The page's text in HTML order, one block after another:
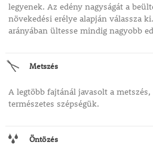
legyenek. Az edény nagyságát a
növekedési erélye alapján válassza
arányában ültesse mindig nagyobb
Metszés
A legtöbb fajtánál javasolt a
természetes szépségük.
Öntözés